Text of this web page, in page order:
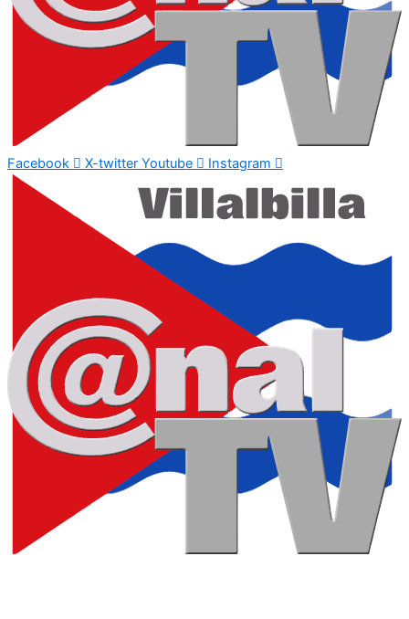
Facebook X-twitter Youtube Instagram